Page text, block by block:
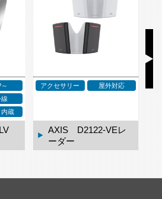
内蔵
アクセサリー 屋外対応
AXIS D2122-VEレ
ーダー
ア
ネ